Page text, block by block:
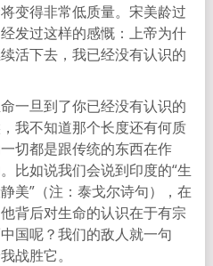
变得非常低质量。宋美龄过
发过这样的感慨：上帝为什
活下去，我已经没有认识的
一旦到了你已经没有认识的
我不知道那个长度还有何质
切都是跟传统的东西在作
比如说我们会说到印度的“生
美”（注：泰戈尔诗句），在
背后对生命的认识在于有宗
国呢？我们的敌人就一句
战胜它。